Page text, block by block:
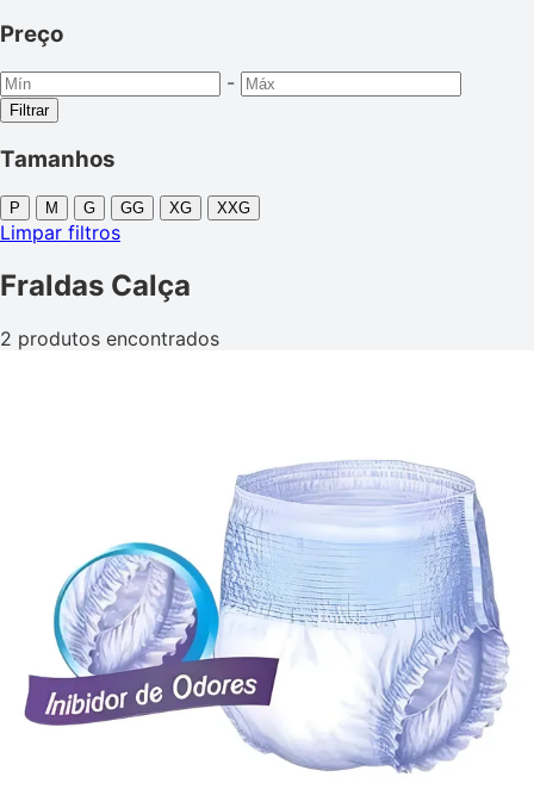
Preço
-
Filtrar
Tamanhos
P M G GG XG XXG
Limpar filtros
Fraldas Calça
2 produtos encontrados